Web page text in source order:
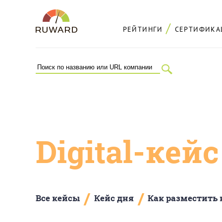
РЕЙТИНГИ
Digital-
Все кейсы / Кейс дня / Как разместить